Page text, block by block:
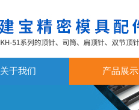
关于我们 产品展示